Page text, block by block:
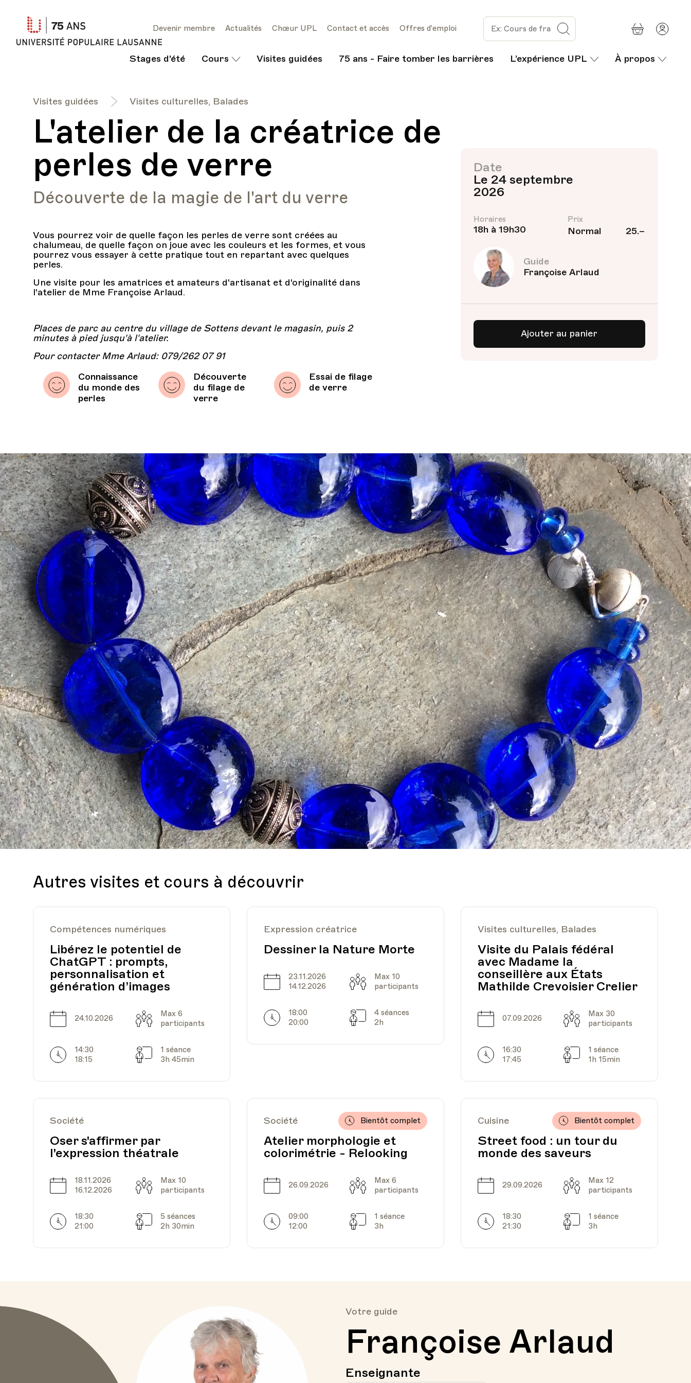
Université
Lausanne
Visites guidées Visites culturelles, Balades
L'atelier de la créatrice de
perles de verre
Découverte de la magie de l'art du verre
Vous pourrez voir de quelle façon les perles de verre sont créées au
chalumeau, de quelle façon on joue avec les couleurs et les formes, et vous
pourrez vous essayer à cette pratique tout en repartant avec quelques
perles.
Une visite pour les amatrices et amateurs d'artisanat et d'originalité dans
l'atelier de Mme Françoise Arlaud.
Places de parc au centre du village de Sottens devant le magasin, puis 2
minutes à pied jusqu'à l'atelier.
Pour contacter Mme Arlaud: 079/262 07 91
Connaissance
du monde des
perles
Découverte
du filage de
verre
Essai de filage
de verre
Date
Le 24 septembre
2026
Horaires
18h à 19h30
Prix
Normal 25.–
Guide
Françoise Arlaud
Ajouter au panier
Autres visites et cours à découvrir
Compétences numériques
Libérez le potentiel de
ChatGPT : prompts,
personnalisation et
génération d’images
Date
24.10.2026 Capacité
Max 6
participants
Horarires
14:30
18:15
Séances
1 séance
3h 45min
Expression créatrice
Dessiner la Nature Morte
Date
23.11.2026
14.12.2026
Capacité
Max 10
participants
Horarires
18:00
20:00
Séances
4 séances
2h
Visites culturelles, Balades
Visite du Palais fédéral
avec Madame la
conseillère aux États
Mathilde Crevoisier Crelier
Date
07.09.2026 Capacité
Max 30
participants
Horarires
16:30
17:45
Séances
1 séance
1h 15min
Société
Oser s'affirmer par
l'expression théatrale
Date
18.11.2026
16.12.2026
Capacité
Max 10
participants
Horarires
18:30
21:00
Séances
5 séances
2h 30min
Société
Atelier morphologie et
colorimétrie - Relooking
Bientôt complet
Date
26.09.2026 Capacité
Max 6
participants
Horarires
09:00
12:00
Séances
1 séance
3h
Cuisine
Street food : un tour du
monde des saveurs
Bientôt complet
Date
29.09.2026 Capacité
Max 12
participants
Horarires
18:30
21:30
Séances
1 séance
3h
Votre guide
Françoise Arlaud
Enseignante
Panier
Stages d'été Cours Visites guidées 75 ans - Faire tomber les barrières L’expérience UPL À propos
Devenir membre Actualités Chœur UPL Contact et accès Offres d'emploi